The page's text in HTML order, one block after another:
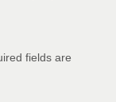
fields are